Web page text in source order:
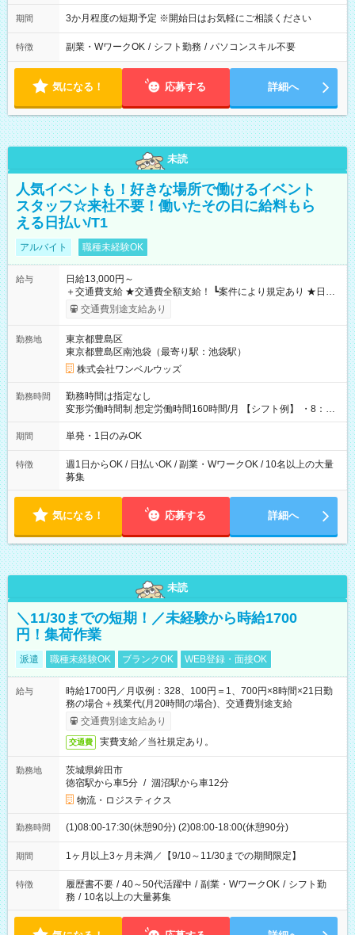
期間 3か月程度の短期予定 ※開始日はお気軽にご相談ください
特徴 副業・WワークOK / シフト勤務 / パソコンスキル不要
気になる！ 応募する 詳細へ
未読
人気イベントも！好きな場所で働けるイベント
スタッフ☆来社不要！働いたその日に給料もら
える日払い/T1
アルバイト 職種未経験OK
給与
日給13,000円～
＋交通費支給 ★交通費全額支給！ ┗案件により規定あり ★日払
いOK！（規定あり） ┗働いたその日に現金GET♪ お仕事後はコ
ンビニATMから 日払い分を引き落とせます！ 【試用期間】試
交通費別途支給あり
勤務地
東京都豊島区
東京都豊島区南池袋（最寄り駅：池袋駅）
株式会社ワンベルウッズ
勤務時間
勤務時間は指定なし
変形労働時間制 想定労働時間160時間/月 【シフト例】 ・8：00
～21：00
期間 単発・1日のみOK
特徴
週1日からOK / 日払いOK / 副業・WワークOK / 10名以上の大量
募集
気になる！ 応募する 詳細へ
未読
＼11/30までの短期！／未経験から時給1700
円！集荷作業
派遣 職種未経験OK ブランクOK WEB登録・面接OK
給与
時給1700円／月収例：328、100円＝1、700円×8時間×21日勤
務の場合＋残業代(月20時間の場合)、交通費別途支給
交通費別途支給あり
交通費 実費支給／当社規定あり。
勤務地
茨城県鉾田市
徳宿駅から車5分 / 涸沼駅から車12分
物流・ロジスティクス
勤務時間 (1)08:00-17:30(休憩90分) (2)08:00-18:00(休憩90分)
期間 1ヶ月以上3ヶ月未満／【9/10～11/30までの期間限定】
特徴 履歴書不要 / 40～50代活躍中 / 副業・WワークOK / シフト勤
務 / 10名以上の大量募集